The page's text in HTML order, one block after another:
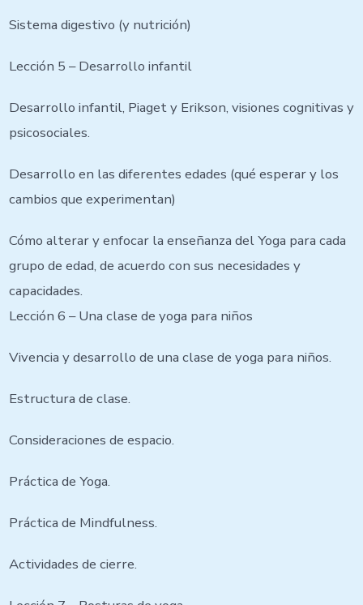
Sistema digestivo (y nutrición)
Lección 5 – Desarrollo infantil
Desarrollo infantil, Piaget y Erikson, visiones cognitivas y
psicosociales.
Desarrollo en las diferentes edades (qué esperar y los
cambios que experimentan)
Cómo alterar y enfocar la enseñanza del Yoga para cada
grupo de edad, de acuerdo con sus necesidades y
capacidades.
Lección 6 – Una clase de yoga para niños
Vivencia y desarrollo de una clase de yoga para niños.
Estructura de clase.
Consideraciones de espacio.
Práctica de Yoga.
Práctica de Mindfulness.
Actividades de cierre.